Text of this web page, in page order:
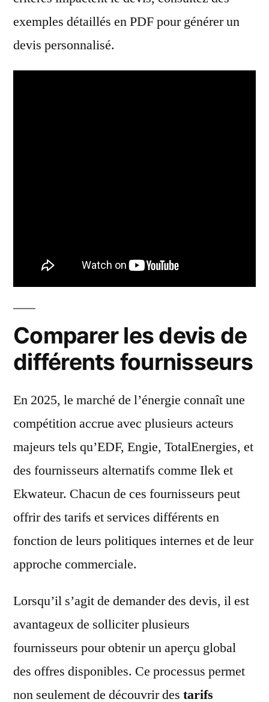
exemples détaillés en PDF pour générer un
devis personnalisé.
Comparer les devis de
différents fournisseurs
En 2025, le marché de l’énergie connaît une
compétition accrue avec plusieurs acteurs
majeurs tels qu’EDF, Engie, TotalEnergies, et
des fournisseurs alternatifs comme Ilek et
Ekwateur. Chacun de ces fournisseurs peut
offrir des tarifs et services différents en
fonction de leurs politiques internes et de leur
approche commerciale.
Lorsqu’il s’agit de demander des devis, il est
avantageux de solliciter plusieurs
fournisseurs pour obtenir un aperçu global
des offres disponibles. Ce processus permet
non seulement de découvrir des tarifs